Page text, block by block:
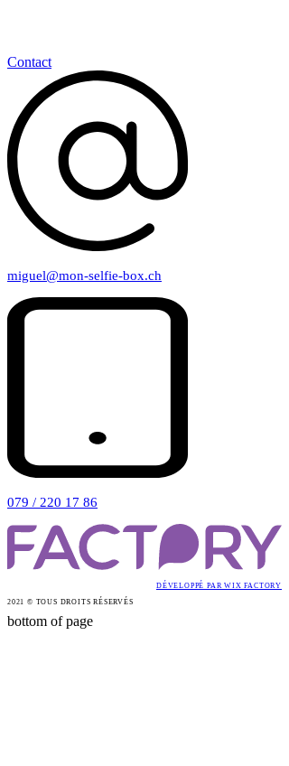
Contact
miguel@mon-selfie-box.ch
079 / 220 17 86
DÉVELOPPÉ PAR WIX FACTORY
2021 © TOUS DROITS RÉSERVÉS
bottom of page